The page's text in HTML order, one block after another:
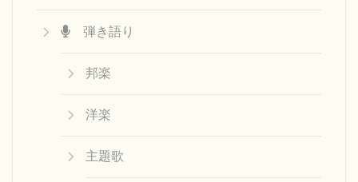
弾き語り
邦楽
洋楽
主題歌